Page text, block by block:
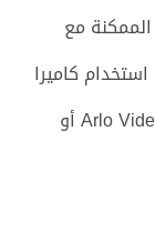
مع
كاميرا
جرس الباب مثل Nest Hello أو Arlo Video Doorbell أو